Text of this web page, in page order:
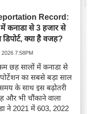
Record:
में कनाडा से 3 हजार से
डिपोर्ट, क्या है वजह?
2026 7:58PM
छह सालों में कनाडा से
का सबसे बड़ा साल
के साथ इस बढ़ोतरी
और भी चौंकाने वाला
ने 2021 में 603, 2022